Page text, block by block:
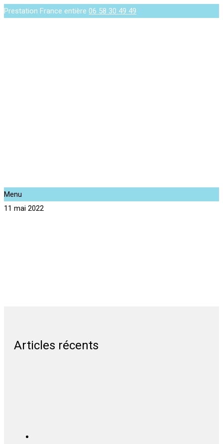
Prestation France entière 06 58 30 49 49
Menu
11 mai 2022
Articles récents